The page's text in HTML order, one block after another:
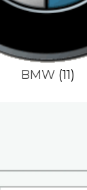
BMW (11)